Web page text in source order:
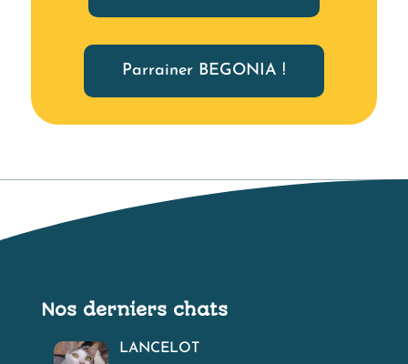
Parrainer BEGONIA !
Nos derniers chats
LANCELOT